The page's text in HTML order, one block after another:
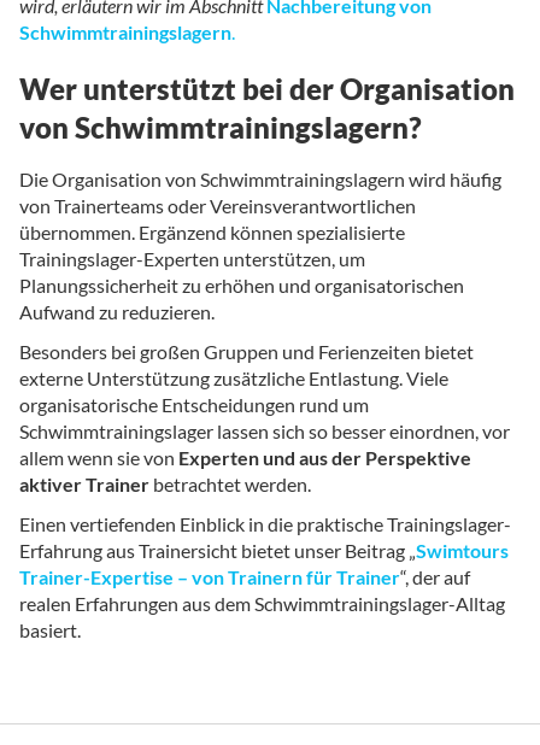
wird, erläutern wir im Abschnitt Nachbereitung von
Schwimmtrainingslagern.
Wer unterstützt bei der Organisation
von Schwimmtrainingslagern?
Die Organisation von Schwimmtrainingslagern wird häufig
von Trainerteams oder Vereinsverantwortlichen
übernommen. Ergänzend können spezialisierte
Trainingslager-Experten unterstützen, um
Planungssicherheit zu erhöhen und organisatorischen
Aufwand zu reduzieren.
Besonders bei großen Gruppen und Ferienzeiten bietet
externe Unterstützung zusätzliche Entlastung. Viele
organisatorische Entscheidungen rund um
Schwimmtrainingslager lassen sich so besser einordnen, vor
allem wenn sie von Experten und aus der Perspektive
aktiver Trainer betrachtet werden.
Einen vertiefenden Einblick in die praktische Trainingslager-
Erfahrung aus Trainersicht bietet unser Beitrag „Swimtours
Trainer-Expertise – von Trainern für Trainer“, der auf
realen Erfahrungen aus dem Schwimmtrainingslager-Alltag
basiert.